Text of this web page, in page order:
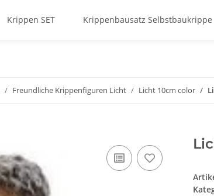
Krippen SET Krippenbausatz Selbstbaukrippe
Freundliche Krippenfiguren Licht Licht 10cm color